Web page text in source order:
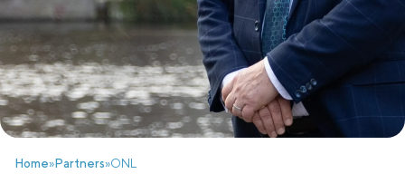
Home»Partners»ONL